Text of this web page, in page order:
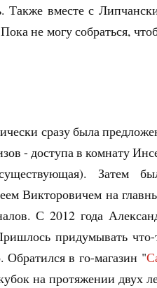
Также вместе с
не могу собраться,
сразу была
- доступа в комнату
Затем
Викторовичем на
С 2012 года
придумывать что-
Обратился в го-магазин "
на протяжении двух